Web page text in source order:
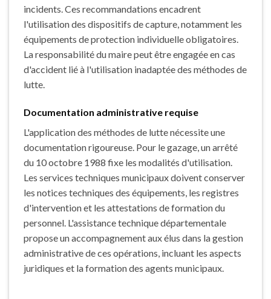
incidents. Ces recommandations encadrent
l'utilisation des dispositifs de capture, notamment les
équipements de protection individuelle obligatoires.
La responsabilité du maire peut être engagée en cas
d'accident lié à l'utilisation inadaptée des méthodes de
lutte.
Documentation administrative requise
L'application des méthodes de lutte nécessite une
documentation rigoureuse. Pour le gazage, un arrêté
du 10 octobre 1988 fixe les modalités d'utilisation.
Les services techniques municipaux doivent conserver
les notices techniques des équipements, les registres
d'intervention et les attestations de formation du
personnel. L'assistance technique départementale
propose un accompagnement aux élus dans la gestion
administrative de ces opérations, incluant les aspects
juridiques et la formation des agents municipaux.